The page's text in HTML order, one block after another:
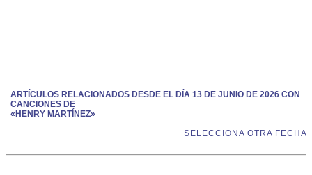
ARTÍCULOS RELACIONADOS DESDE EL DÍA 13 DE JUNIO DE 2026 CON
CANCIONES DE
«HENRY MARTÍNEZ»
SELECCIONA OTRA FECHA